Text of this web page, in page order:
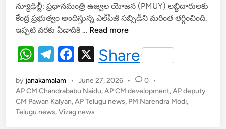
మం
త్రు
స
at
s
A
p
p
e
gr
a
m
c
e
b
o
o
k
న్యూఢిల్లీ: ప్రధానమంత్రి ఉజ్వల యోజన (PMUY) లబ్ధిదారులకు
కేంద్ర ప్రభుత్వం అందిస్తున్న ఎల్‌పీజీ సబ్సిడీని మరింత తగ్గించింది.
ఇప్పటి వరకు ఏడాదికి … ఉ
ల
ల
బ్ధి
దా
రు
ల
Read more
W
at
s
A
T
e
gr
a
F
c
e
b
X
Share
by janakamalam • June 27, 2026 • 0 •
AP CM Chandrababu Naidu,AP CM development,AP deputy
CM Pawan Kalyan,AP Telugu news, PM Narendra Modi,
Telugu news,Vizag news